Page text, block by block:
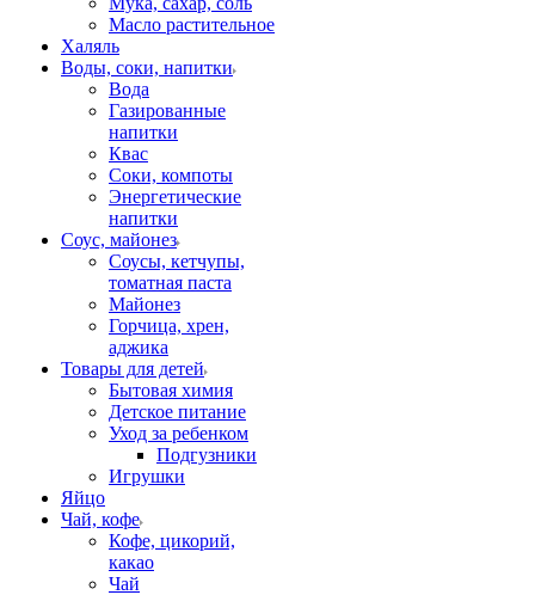
Масло растительное
Халяль
Воды, соки, напитки
Вода
Газированные
напитки
Квас
Соки, компоты
Энергетические
напитки
Соус, майонез
Соусы, кетчупы,
томатная паста
Майонез
Горчица, хрен,
аджика
Товары для детей
Бытовая химия
Детское питание
Уход за ребенком
Подгузники
Игрушки
Яйцо
Чай, кофе
Кофе, цикорий,
какао
Чай